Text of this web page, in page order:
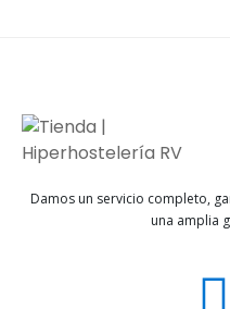
Damos un servicio completo,
una amplia